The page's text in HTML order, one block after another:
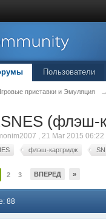
Пользователи
приставки и Эмуляция →
(флэш-
,21 Mar 2015 06:22
флэш-картридж
2 3 ВПЕРЕД »
88